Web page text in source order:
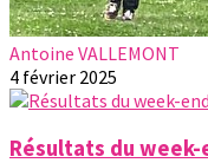
Antoine VALLEMONT
4 février 2025
Résultats du week-